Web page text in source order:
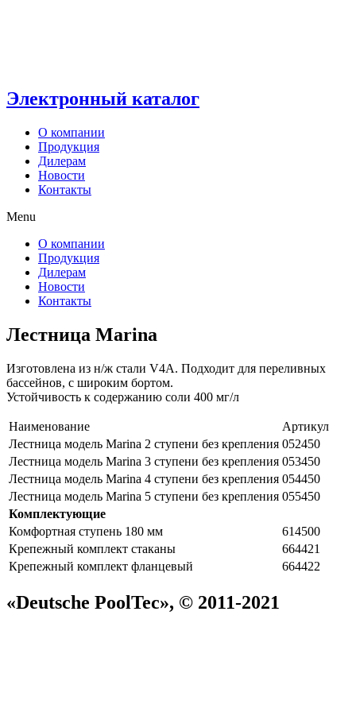
Электронный каталог
О компании
Продукция
Дилерам
Новости
Контакты
Menu
О компании
Продукция
Дилерам
Новости
Контакты
Лестница Marina
Изготовлена из н/ж стали V4A. Подходит для переливных
бассейнов, с широким бортом.
Устойчивость к содержанию соли 400 мг/л
Наименование
Артикул
Лестница модель Marina 2 ступени без крепления 052450
Лестница модель Marina 3 ступени без крепления 053450
Лестница модель Marina 4 ступени без крепления 054450
Лестница модель Marina 5 ступени без крепления 055450
Комплектующие
Комфортная ступень 180 мм
614500
Крепежный комплект стаканы
664421
Крепежный комплект фланцевый
664422
«Deutsche PoolTec», © 2011-2021